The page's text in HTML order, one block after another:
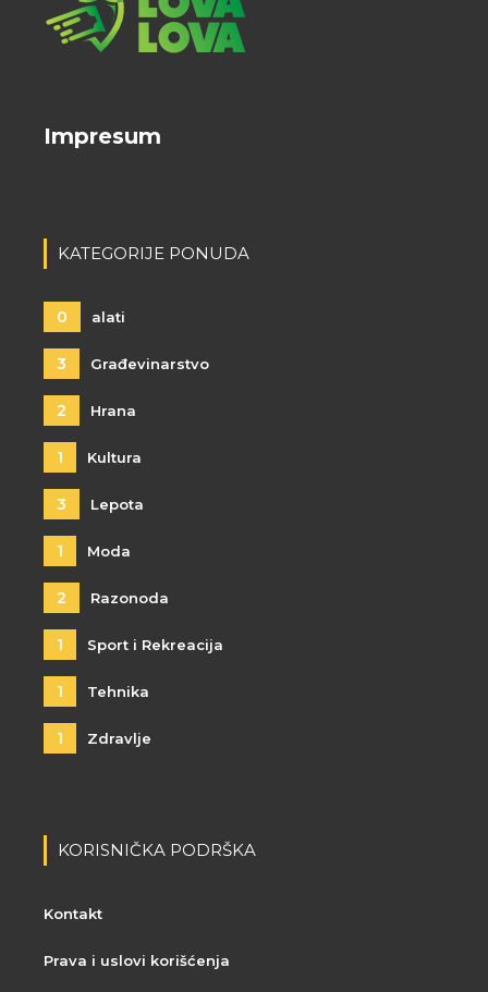
Impresum
KATEGORIJE PONUDA
0 alati
3 Građevinarstvo
2 Hrana
1 Kultura
3 Lepota
1 Moda
2 Razonoda
1 Sport i Rekreacija
1 Tehnika
1 Zdravlje
KORISNIČKA PODRŠKA
Kontakt
Prava i uslovi korišćenja